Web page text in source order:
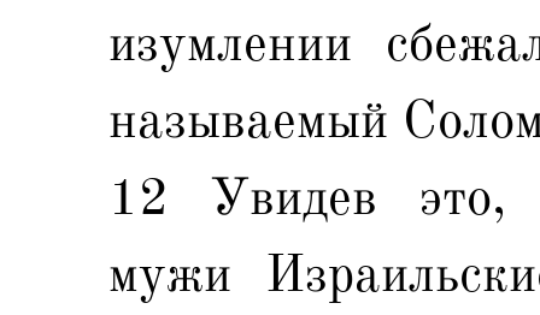
изумлении
называемый
12 Увидев это,
мужи